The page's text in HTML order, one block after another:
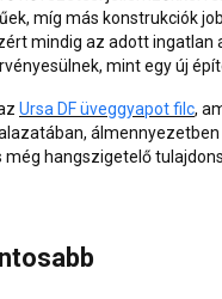
míg más konstrukciók
mindig az adott
mint egy új
Ursa DF üveggyapot filc,
hangszigetelő